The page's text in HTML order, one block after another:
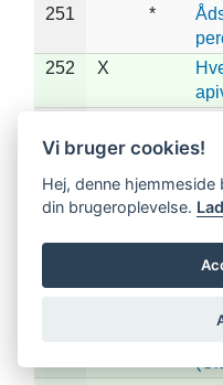
251 *
252 X
254
256 X *
Vi bruger cookies!
Hej, denne
din brugeroplevelse.